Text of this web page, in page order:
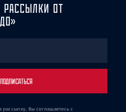
ОТ
ПОДПИСАТЬСЯ
рассылку, Вы соглашаетесь с